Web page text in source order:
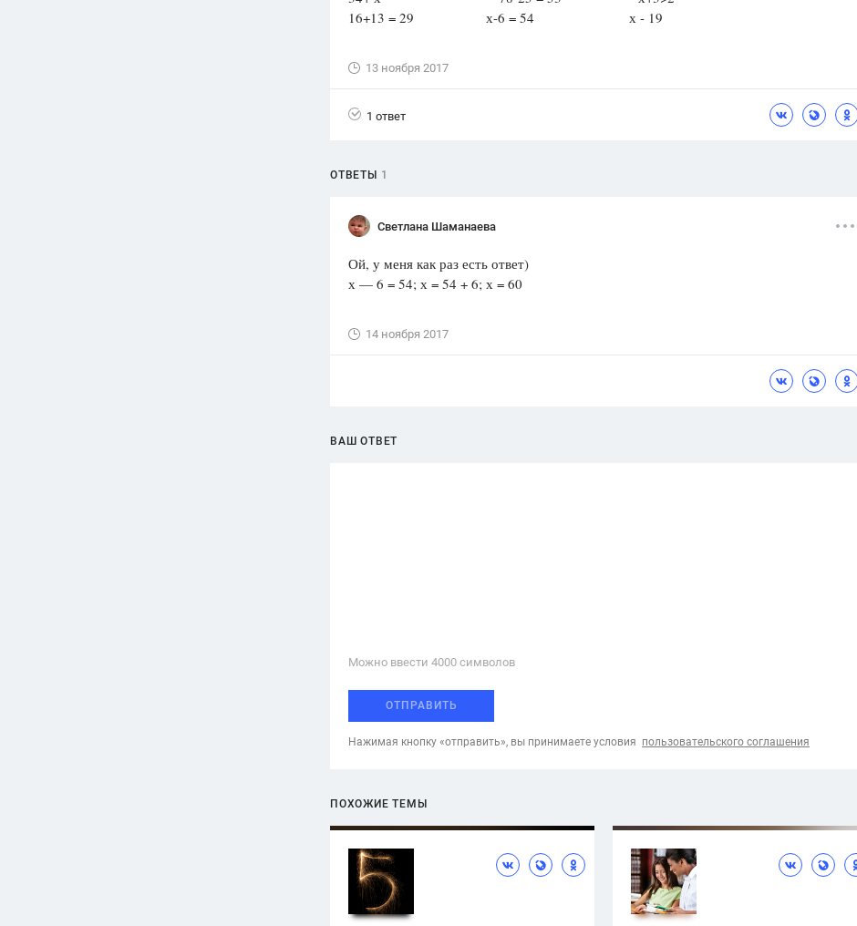
ГИА
Цветков Л. А.
16+13 = 29 х-6 = 54 х - 19
13 ноября 2017
1 ответ
ОТВЕТЫ 1
Светлана Шаманаева
Ой, у меня как раз есть ответ)
х — 6 = 54; х = 54 + 6; х = 60
14 ноября 2017
ВАШ ОТВЕТ
Можно ввести 4000 cимволов
ОТПРАВИТЬ
Нажимая кнопку «отправить», вы принимаете условия пользовательского соглашения
ПОХОЖИЕ ТЕМЫ